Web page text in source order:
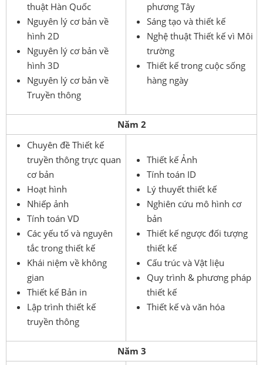
thuật Hàn Quốc
Nguyên lý cơ bản về
hình 2D
Nguyên lý cơ bản về
hình 3D
Nguyên lý cơ bản về
Truyền thông
phương Tây
Sáng tạo và thiết kế
Nghệ thuật Thiết kế vì Môi
trường
Thiết kế trong cuộc sống
hàng ngày
Năm 2
Chuyên đề Thiết kế
truyền thông trực quan
cơ bản
Hoạt hình
Nhiếp ảnh
Tính toán VD
Các yếu tố và nguyên
tắc trong thiết kế
Khái niệm về không
gian
Thiết kế Bản in
Lập trình thiết kế
truyền thông
Thiết kế Ảnh
Tính toán ID
Lý thuyết thiết kế
Nghiên cứu mô hình cơ
bản
Thiết kế ngược đối tượng
thiết kế
Cấu trúc và Vật liệu
Quy trình & phương pháp
thiết kế
Thiết kế và văn hóa
Năm 3